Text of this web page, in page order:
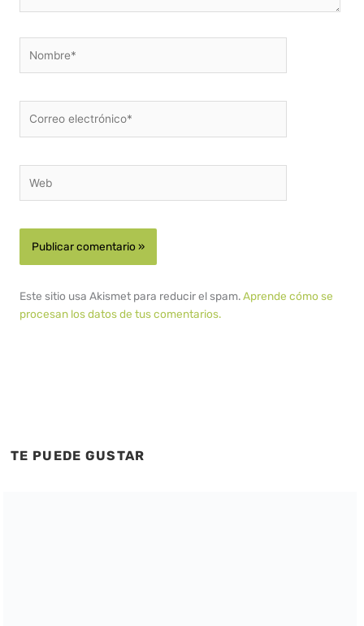
electrónico*
Este sitio usa Akismet para reducir el spam.Aprende cómo se
procesan los datos de tus comentarios.
TE PUEDE GUSTAR